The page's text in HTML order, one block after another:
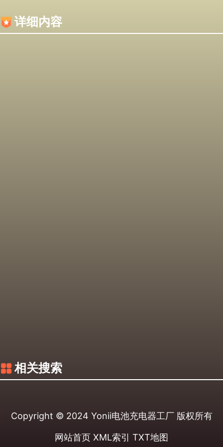
详细内容
相关搜索
Copyright © 2024 Yonii电池充电器工厂版权所有
网站首页 XML索引 TXT地图